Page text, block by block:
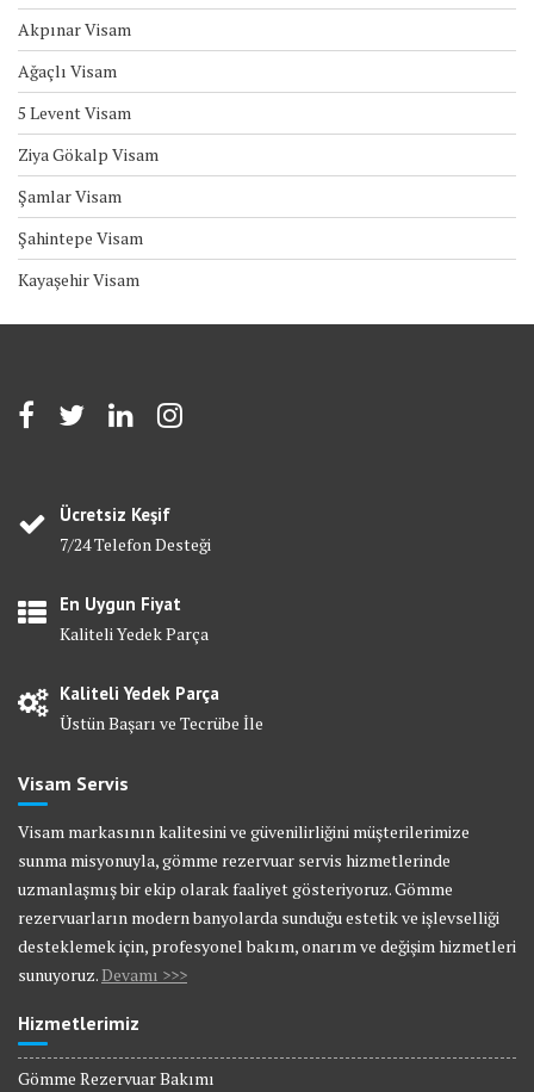
Akpınar Visam
Ağaçlı Visam
5 Levent Visam
Ziya Gökalp Visam
Şamlar Visam
Şahintepe Visam
Kayaşehir Visam
Ücretsiz Keşif
7/24 Telefon Desteği
En Uygun Fiyat
Kaliteli Yedek Parça
Kaliteli Yedek Parça
Üstün Başarı ve Tecrübe İle
Visam Servis
Visam markasının kalitesini ve güvenilirliğini müşterilerimize
sunma misyonuyla, gömme rezervuar servis hizmetlerinde
uzmanlaşmış bir ekip olarak faaliyet gösteriyoruz. Gömme
rezervuarların modern banyolarda sunduğu estetik ve işlevselliği
desteklemek için, profesyonel bakım, onarım ve değişim hizmetleri
sunuyoruz. Devamı >>>
Hizmetlerimiz
Gömme Rezervuar Bakımı